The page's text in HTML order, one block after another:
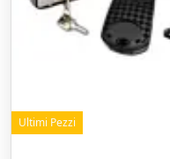
Ultimi Pezzi